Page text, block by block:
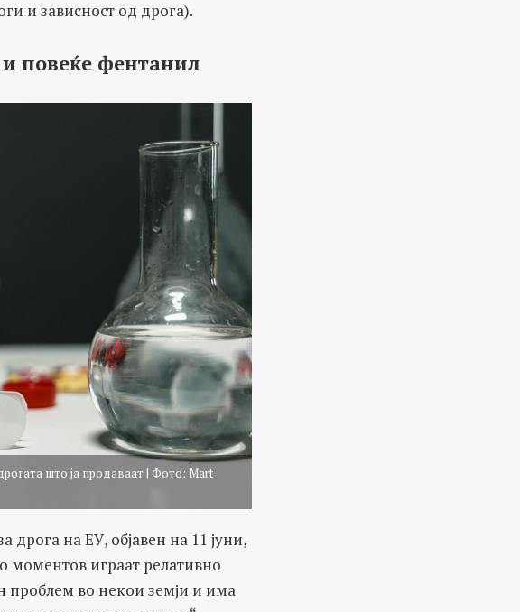
и зависност од дрога).
повеќе фентанил
што ја продаваат | Фото: Mart
дрога на ЕУ, објавен на 11 јуни,
моментов играат релативно
проблем во некои земји и има